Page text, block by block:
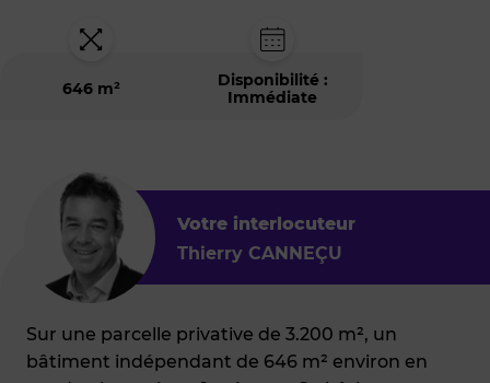
646 m²
Disponibilité :
Immédiate
Votre interlocuteur
Thierry CANNEÇU
Sur une parcelle privative de 3.200 m², un
bâtiment indépendant de 646 m² environ en